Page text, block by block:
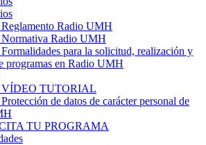
Radio UMH
Normativa Radio UMH
para la solicitud, realización y
programas en Radio UMH
VÍDEO TUTORIAL
de datos de carácter personal de
TU PROGRAMA